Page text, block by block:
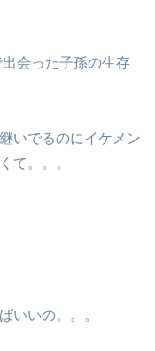
会った子孫の生存
いでるのにイケメン
て。。。
いいの。。。